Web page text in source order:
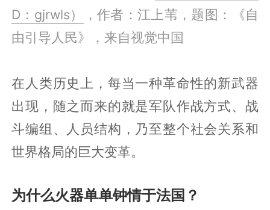
D：gjrwls）
，作者：江上苇，题图：《自
由引导人民》，来自视觉中国
在人类历史上，每当一种革命性的新武器
出现，随之而来的就是军队作战方式、战
斗编组、人员结构，乃至整个社会关系和
世界格局的巨大变革。
为什么火器单单钟情于法国？